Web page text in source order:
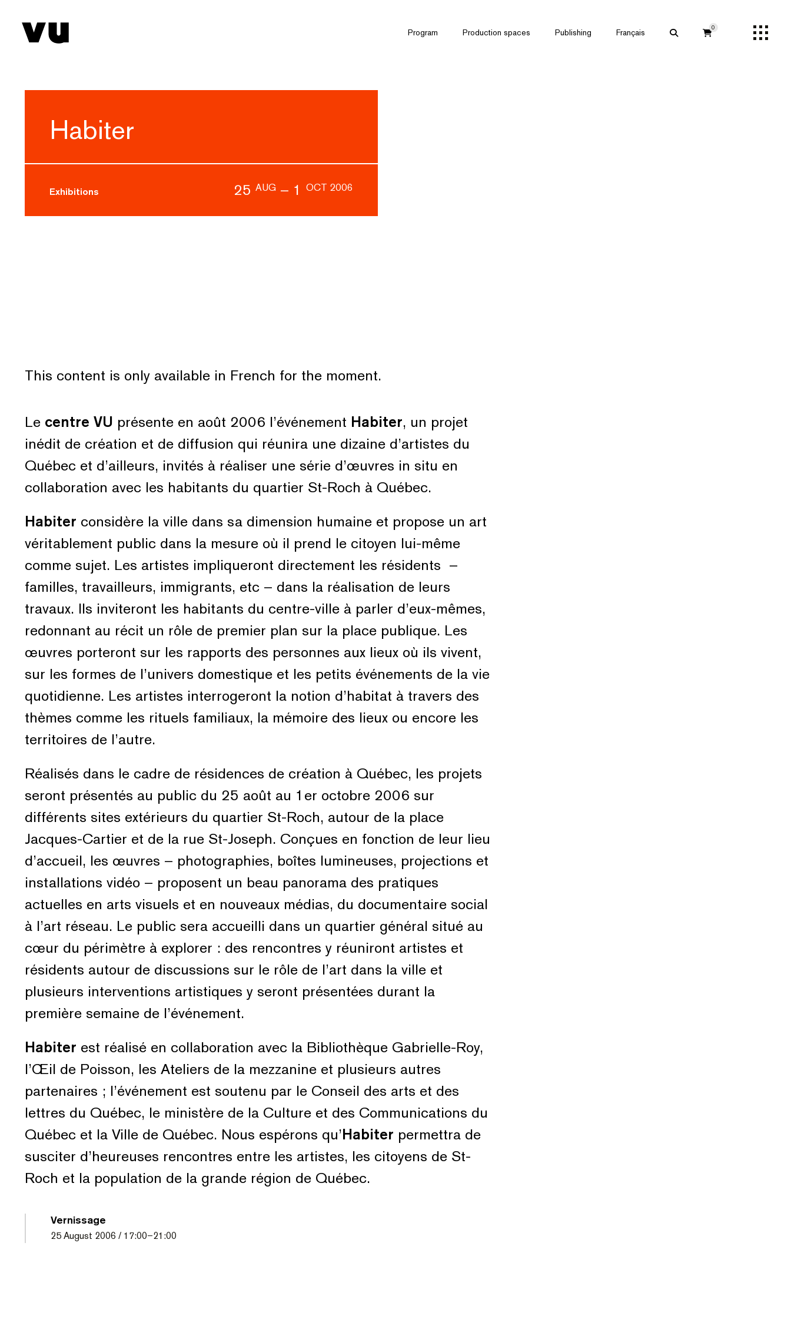
Program Production spaces Publishing Français
0
Habiter
Exhibitions 25 AUG – 1 OCT 2006
This content is only available in French for the moment.
Le centre VU présente en août 2006 l’événement Habiter, un projet
inédit de création et de diffusion qui réunira une dizaine d’artistes du
Québec et d’ailleurs, invités à réaliser une série d’œuvres in situ en
collaboration avec les habitants du quartier St-Roch à Québec.
Habiter considère la ville dans sa dimension humaine et propose un art
véritablement public dans la mesure où il prend le citoyen lui-même
comme sujet. Les artistes impliqueront directement les résidents –
familles, travailleurs, immigrants, etc – dans la réalisation de leurs
travaux. Ils inviteront les habitants du centre-ville à parler d’eux-mêmes,
redonnant au récit un rôle de premier plan sur la place publique. Les
œuvres porteront sur les rapports des personnes aux lieux où ils vivent,
sur les formes de l’univers domestique et les petits événements de la vie
quotidienne. Les artistes interrogeront la notion d’habitat à travers des
thèmes comme les rituels familiaux, la mémoire des lieux ou encore les
territoires de l’autre.
Réalisés dans le cadre de résidences de création à Québec, les projets
seront présentés au public du 25 août au 1er octobre 2006 sur
différents sites extérieurs du quartier St-Roch, autour de la place
Jacques-Cartier et de la rue St-Joseph. Conçues en fonction de leur lieu
d’accueil, les œuvres – photographies, boîtes lumineuses, projections et
installations vidéo – proposent un beau panorama des pratiques
actuelles en arts visuels et en nouveaux médias, du documentaire social
à l’art réseau. Le public sera accueilli dans un quartier général situé au
cœur du périmètre à explorer : des rencontres y réuniront artistes et
résidents autour de discussions sur le rôle de l’art dans la ville et
plusieurs interventions artistiques y seront présentées durant la
première semaine de l’événement.
Habiter est réalisé en collaboration avec la Bibliothèque Gabrielle-Roy,
l’Œil de Poisson, les Ateliers de la mezzanine et plusieurs autres
partenaires ; l’événement est soutenu par le Conseil des arts et des
lettres du Québec, le ministère de la Culture et des Communications du
Québec et la Ville de Québec. Nous espérons qu’Habiter permettra de
susciter d’heureuses rencontres entre les artistes, les citoyens de St-
Roch et la population de la grande région de Québec.
Vernissage
25 August 2006 / 17:00–21:00